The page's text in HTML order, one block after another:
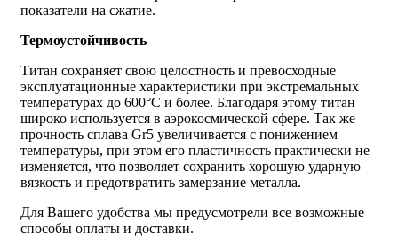
показатели на сжатие.
Термоустойчивость
Титан сохраняет свою целостность и превосходные
эксплуатационные характеристики при экстремальных
температурах до 600°С и более. Благодаря этому титан
широко используется в аэрокосмической сфере. Так же
прочность сплава Gr5 увеличивается с понижением
температуры, при этом его пластичность практически не
изменяется, что позволяет сохранить хорошую ударную
вязкость и предотвратить замерзание металла.
Для Вашего удобства мы предусмотрели все возможные
способы оплаты и доставки.